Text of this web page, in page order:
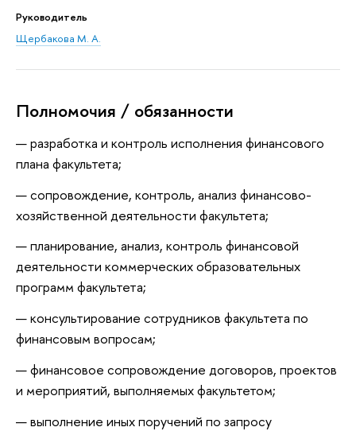
Руководитель
Щербакова М. А.
Полномочия / обязанности
разработка и контроль исполнения финансового
плана факультета;
сопровождение, контроль, анализ финансово-
хозяйственной деятельности факультета;
планирование, анализ, контроль финансовой
деятельности коммерческих образовательных
программ факультета;
консультирование сотрудников факультета по
финансовым вопросам;
финансовое сопровождение договоров, проектов
и мероприятий, выполняемых факультетом;
выполнение иных поручений по запросу